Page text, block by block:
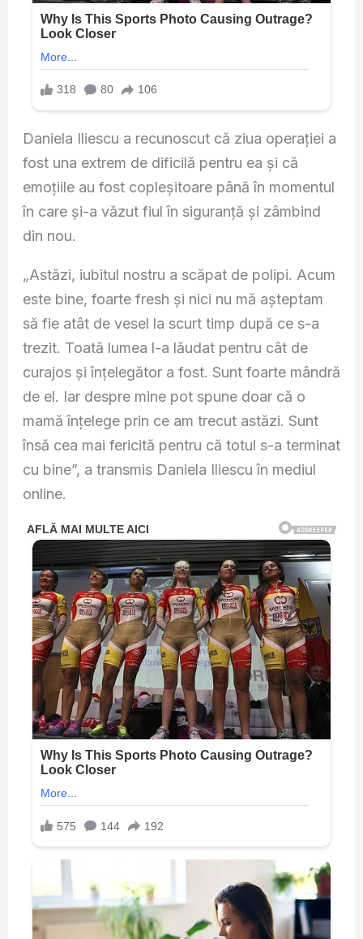
Daniela Iliescu a recunoscut că ziua operației a
fost una extrem de dificilă pentru ea și că
emoțiile au fost copleșitoare până în momentul
în care și-a văzut fiul în siguranță și zâmbind
din nou.
„Astăzi, iubitul nostru a scăpat de polipi. Acum
este bine, foarte fresh și nici nu mă așteptam
să fie atât de vesel la scurt timp după ce s-a
trezit. Toată lumea l-a lăudat pentru cât de
curajos și înțelegător a fost. Sunt foarte mândră
de el. Iar despre mine pot spune doar că o
mamă înțelege prin ce am trecut astăzi. Sunt
însă cea mai fericită pentru că totul s-a terminat
cu bine”, a transmis Daniela Iliescu în mediul
online.